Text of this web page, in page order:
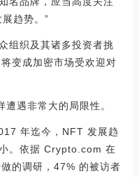
趋势。”
组织及其诸多投资者挑
变成加密市场受欢迎对
遇非常大的局限性。
年迄今，NFT 发展趋
。依据 Crypto.com 在
的调研，47% 的被访者